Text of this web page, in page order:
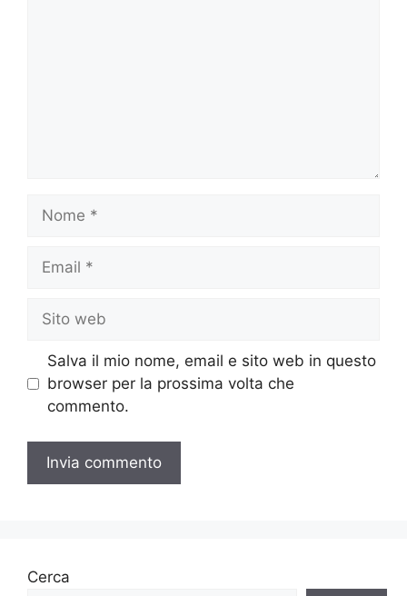
Nome
Email
Sito
web
Salva il mio nome, email e sito web in questo
browser per la prossima volta che
commento.
Cerca